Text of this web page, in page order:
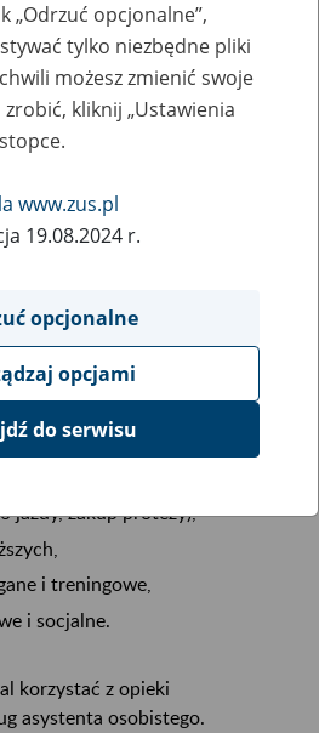
19–26 lat
– dalszej edukacji,
zawodowych i usamodzielniania
często napotykają
nauki, podjęciu pracy czy
obejmuje:
jazdy, zakup protezy),
i treningowe,
i socjalne.
korzystać z opieki
asystenta osobistego.
„Odrzuć opcjonalne”,
tylko niezbędne pliki
możesz zmienić swoje
kliknij „Ustawienia
www.zus.pl
19.08.2024 r.
opcjonalne
opcjami
do serwisu